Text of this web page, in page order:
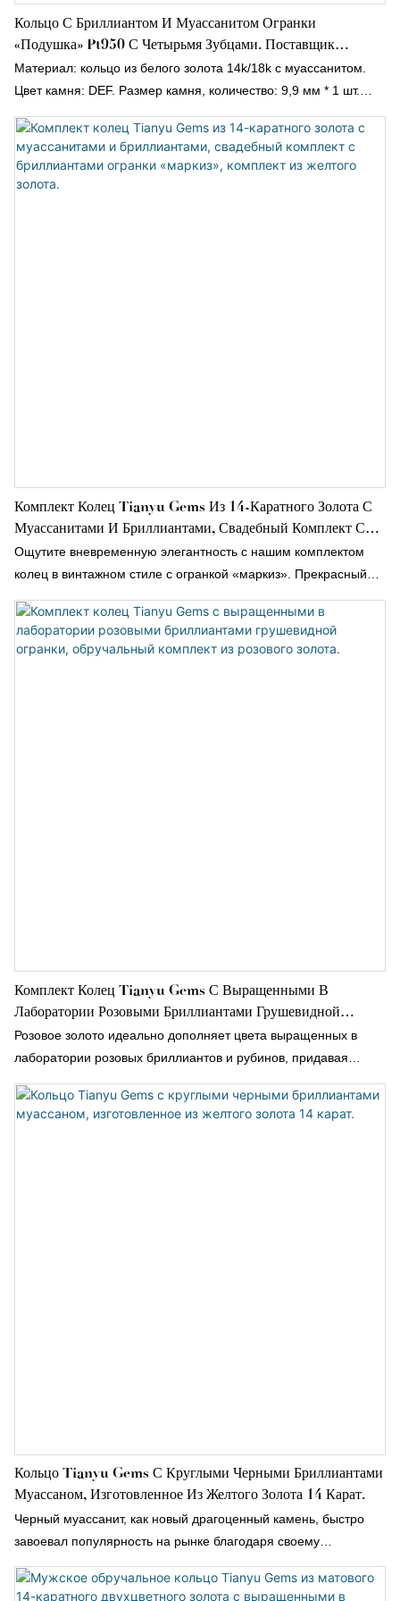
Кольцо С Бриллиантом И Муассанитом Огранки
«подушка» Pt950 С Четырьмя Зубцами. Поставщик
Ювелирных Изделий С Муассанитом.
Материал: кольцо из белого золота 14k/18k с муассанитом.
Цвет камня: DEF. Размер камня, количество: 9,9 мм * 1 шт.
Комплект Колец Tianyu Gems Из 14-Каратного Золота С
Муассанитами И Бриллиантами, Свадебный Комплект С
Бриллиантами Огранки «маркиз», Комплект Из Желтого
Золота.
Ощутите вневременную элегантность с нашим комплектом
колец в винтажном стиле с огранкой «маркиз». Прекрасный
стиля.
Комплект Колец Tianyu Gems С Выращенными В
Лаборатории Розовыми Бриллиантами Грушевидной
Огранки, Обручальный Комплект Из Розового Золота.
Розовое золото идеально дополняет цвета выращенных в
лаборатории розовых бриллиантов и рубинов, придавая
Кольцо Tianyu Gems С Круглыми Черными Бриллиантами
Муассаном, Изготовленное Из Желтого Золота 14 Карат.
Черный муассанит, как новый драгоценный камень, быстро
завоевал популярность на рынке благодаря своему
уникальному внешнему виду и доступной цене. По сравнению
с традиционными бриллиантами, черный муассанит не только